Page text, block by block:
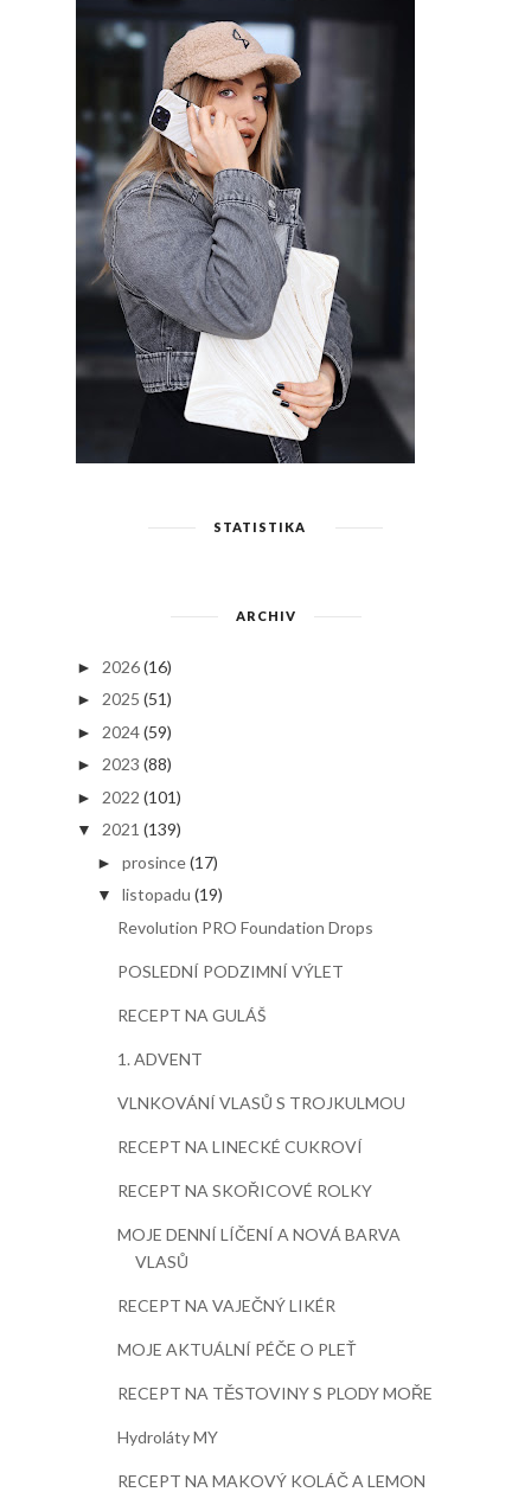
STATISTIKA
ARCHIV
► 2026(16)
► 2025 (51)
► 2024(59)
► 2023 (88)
► 2022 (101)
▼ 2021 (139)
► prosince(17)
▼ listopadu (19)
Revolution PRO Foundation Drops
POSLEDNÍ PODZIMNÍ VÝLET
RECEPT NA GULÁŠ
1. ADVENT
VLNKOVÁNÍ VLASŮ S TROJKULMOU
RECEPT NA LINECKÉ CUKROVÍ
RECEPT NA SKOŘICOVÉ ROLKY
MOJE DENNÍ LÍČENÍ A NOVÁ BARVA
VLASŮ
RECEPT NA VAJEČNÝ LIKÉR
MOJE AKTUÁLNÍ PÉČE O PLEŤ
RECEPT NA TĚSTOVINY S PLODY MOŘE
Hydroláty MY
RECEPT NA MAKOVÝ KOLÁČ A LEMON